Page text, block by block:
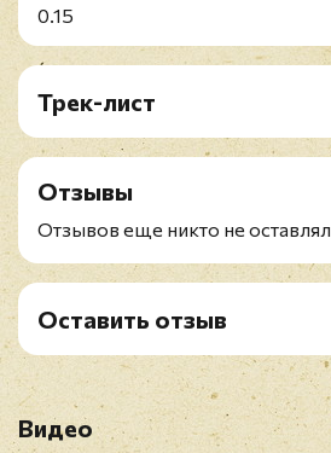
0.15
Трек-лист
1. Sol Invictus
2. Superhero
3. Sunny Side Up
4. Separation Anxiety
6. Rise of the Fall
7. Black Friday
8. Motherfucker
9. Matador
10. From the Dead
Отзывы
Отзывов еще никто не оставлял
Оставить отзыв
Имя*
Видео